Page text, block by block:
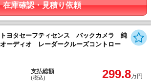
在庫確認・見積り依頼
ヨタセーフティセンス バックカメラ 純
ーディオ レーダークルーズコントロー
支払総額
(税込) 299.8万円